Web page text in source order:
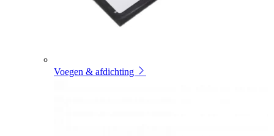
Voegen & afdichting